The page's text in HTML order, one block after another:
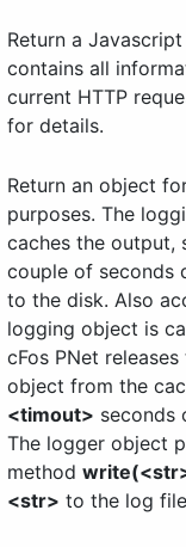
Return a
contains all
current HTTP
for details.
Return an object
purposes. The
caches the output,
couple of seconds
to the disk. Also
logging object is
cFos PNet
object from the
<timout> seconds
The logger object
method
<str> to the log